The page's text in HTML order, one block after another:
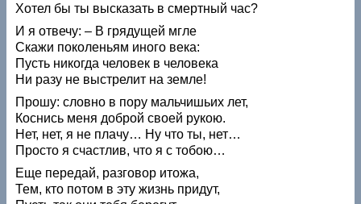
Хотел бы ты высказать в смертный час?
И я отвечу: – В грядущей мгле
Скажи поколеньям иного века:
Пусть никогда человек в человека
Ни разу не выстрелит на земле!
Прошу: словно в пору мальчишьих лет,
Коснись меня доброй своей рукою.
Нет, нет, я не плачу… Ну что ты, нет…
Просто я счастлив, что я с тобою…
Еще передай, разговор итожа,
Тем, кто потом в эту жизнь придут,